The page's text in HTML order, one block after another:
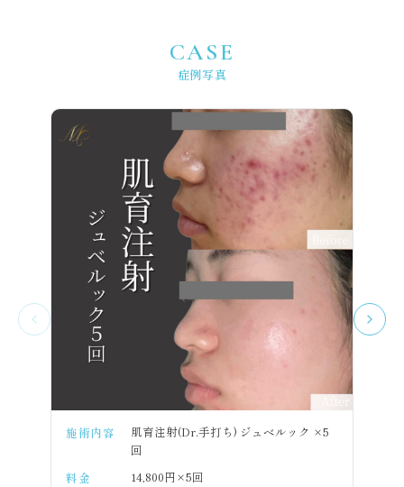
CASE
症例写真
施術内容
肌育注射(Dr.手打ち) ジュベルック ×5
回
料金
14,800円×5回